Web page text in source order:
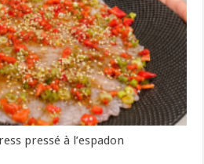
pressé à l’espadon